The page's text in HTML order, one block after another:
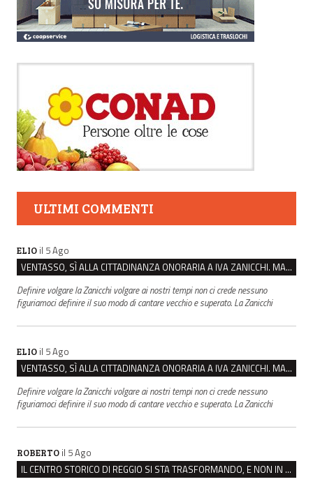
ULTIMI COMMENTI
ELIO il 5 Ago
VENTASSO, SÌ ALLA CITTADINANZA ONORARIA A IVA ZANICCHI. MA BARGIACCHI: “È DI PESSIMO GUSTO”
Definire volgare la Zanicchi volgare ai nostri tempi non ci crede nessuno
figuriamoci definire il suo modo di cantare vecchio e superato. La Zanicchi
ELIO il 5 Ago
VENTASSO, SÌ ALLA CITTADINANZA ONORARIA A IVA ZANICCHI. MA BARGIACCHI: “È DI PESSIMO GUSTO”
Definire volgare la Zanicchi volgare ai nostri tempi non ci crede nessuno
figuriamoci definire il suo modo di cantare vecchio e superato. La Zanicchi
ROBERTO il 5 Ago
IL CENTRO STORICO DI REGGIO SI STA TRASFORMANDO, E NON IN MEGLIO